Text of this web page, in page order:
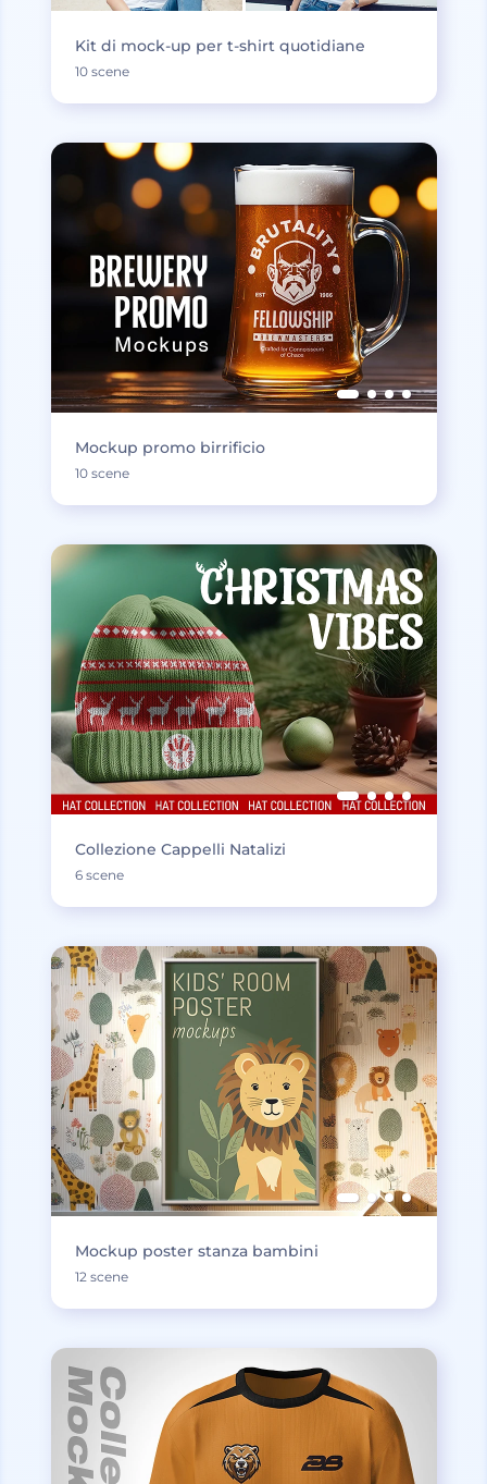
Kit di mock-up per t-shirt quotidiane
10 scene
Mockup promo birrificio
10 scene
Collezione Cappelli Natalizi
6 scene
Mockup poster stanza bambini
12 scene